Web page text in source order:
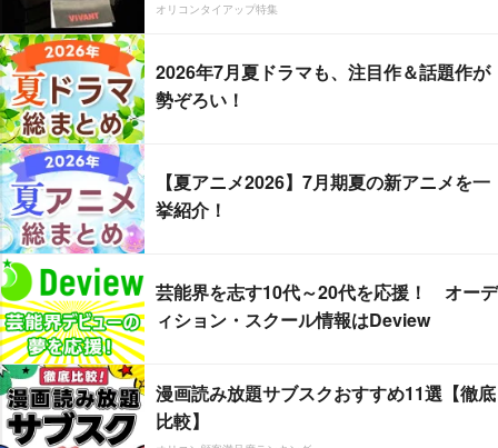
オリコンタイアップ特集
2026年7月夏ドラマも、注目作＆話題作が
勢ぞろい！
【夏アニメ2026】7月期夏の新アニメを一
挙紹介！
芸能界を志す10代～20代を応援！ オーデ
ィション・スクール情報はDeview
漫画読み放題サブスクおすすめ11選【徹底
比較】